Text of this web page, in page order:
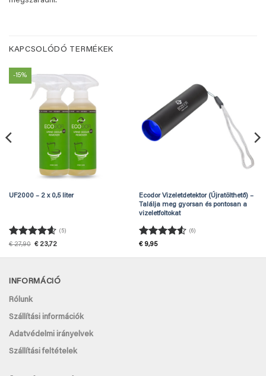
KAPCSOLÓDÓ TERMÉKEK
-15%
UF2000 – 2 x 0,5 liter
Értékelés:
(5)
€27,90 Original
was:
€23,72Current
is:
Ecodor Vizeletdetektor (Újratölthető) –
Találja meg gyorsan és pontosan a
vizeletfoltokat
Értékelés:
(6)
€9,95
INFORMÁCIÓ
Rólunk
Szállítási információk
Adatvédelmi irányelvek
Szállítási feltételek